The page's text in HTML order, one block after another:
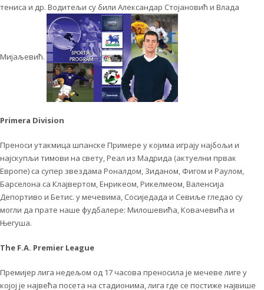
тениса и др. Водитељи су били Александар Стојановић и Влада
Мијаљевић.
Primera Division
Преноси утакмица шпанске Примере у којима играју најбољи и
најскупљи тимови на свету, Реал из Мадрида (актуелни првак
Европе) са супер звездама Роналдом, Зиданом, Фигом и Раулом,
Барселона са Клајвертом, Енрикеом, Рикелмеом, Валенсија
Депортиво и Бетис. у мечевима, Сосиједада и Севиље гледао су
могли да прате наше фудбалере: Милошевића, Ковачевића и
Његуша.
The F.A. Premier League
Премијер лига недељом од 17 часова преносила је мечеве лиге у
којој је највећа посета на стадионима, лига где се постиже највише